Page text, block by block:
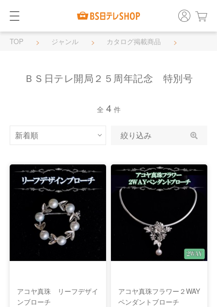
TOP ジャンル
カタログ掲載商品
ＢＳ日テレ開局２５周年記念 特別号
全 4 件
絞り込み
アコヤ真珠 リーフデザイ
ンブローチ
アコヤ真珠フラワー２WAY
ペンダントブローチ